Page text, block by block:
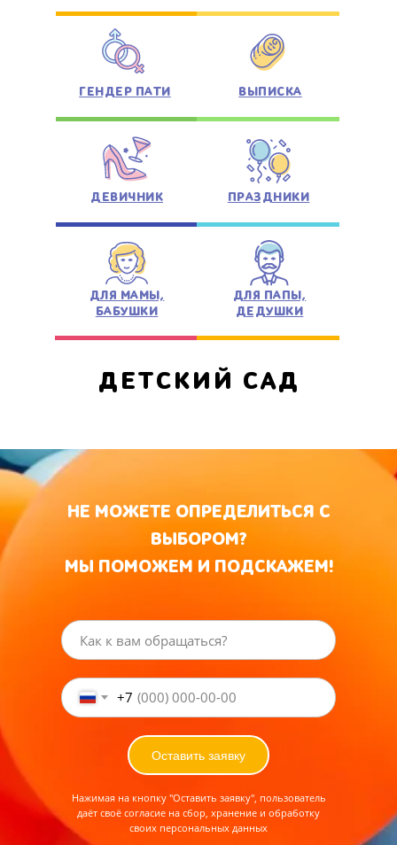
ВЫПИСКА
ГЕНДЕР ПАТИ
ДЕВИЧНИК ПРАЗДНИКИ
ДЛЯ МАМЫ,
БАБУШКИ
ДЛЯ ПАПЫ,
ДЕДУШКИ
ДЕТСКИЙ САД
НЕ МОЖЕТЕ ОПРЕДЕЛИТЬСЯ С
ВЫБОРОМ?
МЫ ПОМОЖЕМ И ПОДСКАЖЕМ!
+7
Оставить заявку
Нажимая на кнопку "Оставить заявку", пользователь
даёт своё согласие на сбор, хранение и обработку
своих персональных данных